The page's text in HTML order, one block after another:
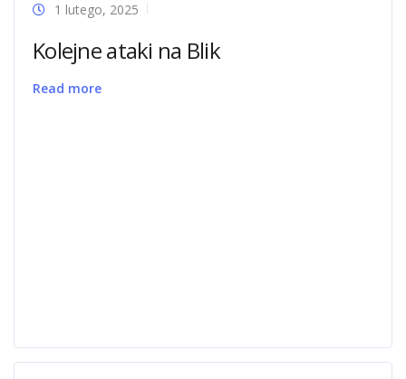
1 lutego, 2025
Kolejne ataki na Blik
Read more